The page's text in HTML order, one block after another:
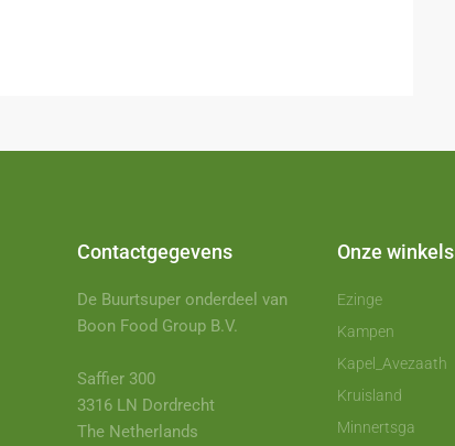
Contactgegevens
De Buurtsuper onderdeel van
Boon Food Group B.V.
Saffier 300
3316 LN Dordrecht
The Netherlands
Onze winkels
Ezinge
Kampen
Kapel_Avezaath
Kruisland
Minnertsga